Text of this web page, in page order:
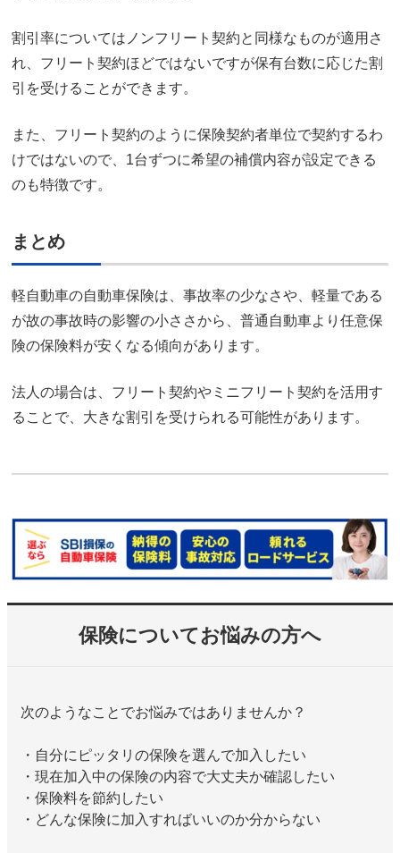
割引率についてはノンフリート契約と同様なものが適用さ
れ、フリート契約ほどではないですが保有台数に応じた割
引を受けることができます。
また、フリート契約のように保険契約者単位で契約するわ
けではないので、1台ずつに希望の補償内容が設定できる
のも特徴です。
まとめ
軽自動車の自動車保険は、事故率の少なさや、軽量である
が故の事故時の影響の小ささから、普通自動車より任意保
険の保険料が安くなる傾向があります。
法人の場合は、フリート契約やミニフリート契約を活用す
ることで、大きな割引を受けられる可能性があります。
保険についてお悩みの方へ
次のようなことでお悩みではありませんか？
・自分にピッタリの保険を選んで加入したい
・現在加入中の保険の内容で大丈夫か確認したい
・保険料を節約したい
・どんな保険に加入すればいいのか分からない